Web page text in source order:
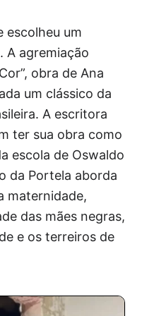
escolheu um
A agremiação
obra de Ana
um clássico da
A escritora
ter sua obra como
escola de Oswaldo
da Portela aborda
maternidade,
das mães negras,
e os terreiros de